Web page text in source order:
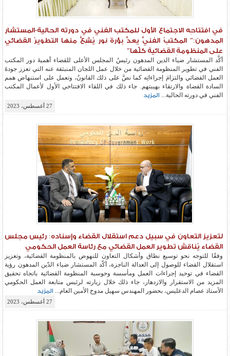
في افتتاحِه الاجتماعَ الأولَ للمكتب الفني في دورته الحالية-المستشار
المدهون:” المكتبُ الفنيُّ يعدُّ بؤرةَ نور يُشِعُّ منها التطويرُ القضائي
على المنظومةِ القضائية كلِّها”
أكَّد المستشار ضياء الدين المدهون رئيسُ المجلس الأعلى للقضاء أهميةَ دور المكتب
الفني في تطوير المنظومة القضائية من خلال عمل اللجان المنبثقة عنه التي تعزز جودةَ
العمل القضائي والتزامَ إجراءاتِه كما نصَّ على ذلك القانونُ، وتعمل على استنهاض همم
السادة القضاة والارتقاء بهيبتهم. جاء ذلك في اللقاء الافتتاحي الأول لأعمال المكتب
الفني في دورته الحالية...
المزيد
27 أغسطس، 2023
لتعزيز التعاون في سبيل دعم استقلال القضاء وإسناده: رئيس مجلس
القضاء يُناقش تطوير العمل القضائي مع رئاسة العمل الحكومي
وفقًا للتوجه نحو توسيع نطاق وأشكال التعاون للنهوض بالمنظومة القضائية، وتعزيز
استقلال القضاء للوصول إلى العدالة الناجزة، أكّد المستشار ضياء الدّين المدهون رؤية
القضاء في توحيد إجراءات العمل ومأسسة وحوسبة المنظومة القضائية باتجاه تحقيق
المزيد من الاستقرار والازدهار، جاء ذلك خلال زيارته لرئيس متابعة العمل الحكومي
الأستاذ عصام الدعليس، بحضور المهندس سهيل مدوخ الأمين العام...
المزيد
27 أغسطس، 2023